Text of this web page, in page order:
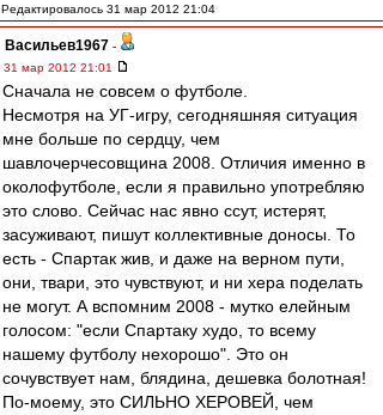
Редактировалось 31 мар 2012 21:04
Васильев1967 -
31 мар 2012 21:01
Сначала не совсем о футболе.
Несмотря на УГ-игру, сегодняшняя ситуация
мне больше по сердцу, чем
шавлочерчесовщина 2008. Отличия именно в
околофутболе, если я правильно употребляю
это слово. Сейчас нас явно ссут, истерят,
засуживают, пишут коллективные доносы. То
есть - Спартак жив, и даже на верном пути,
они, твари, это чувствуют, и ни хера поделать
не могут. А вспомним 2008 - мутко елейным
голосом: "если Спартаку худо, то всему
нашему футболу нехорошо". Это он
сочувствует нам, блядина, дешевка болотная!
По-моему, это СИЛЬНО ХЕРОВЕЙ, чем